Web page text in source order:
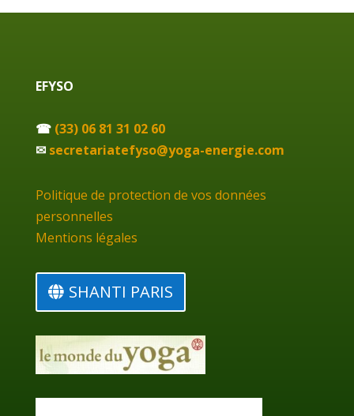
EFYSO
☎ (33) 06 81 31 02 60
✉ secretariatefyso@yoga-energie.com
Politique de protection de vos données
personnelles
Mentions légales
SHANTI PARIS